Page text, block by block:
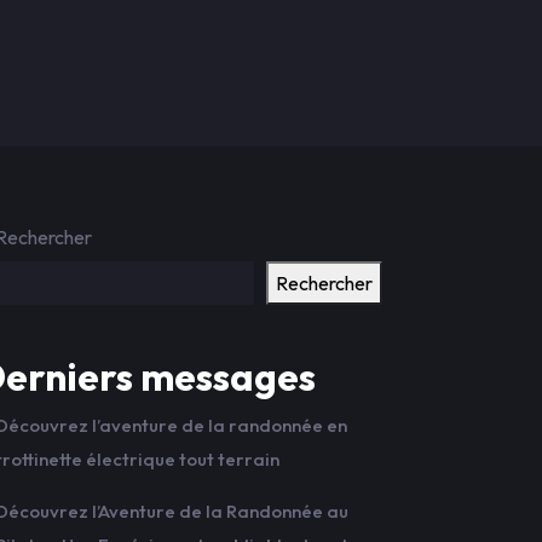
Rechercher
messages
l’aventure de la randonnée en
électrique tout terrain
l’Aventure de la Randonnée au